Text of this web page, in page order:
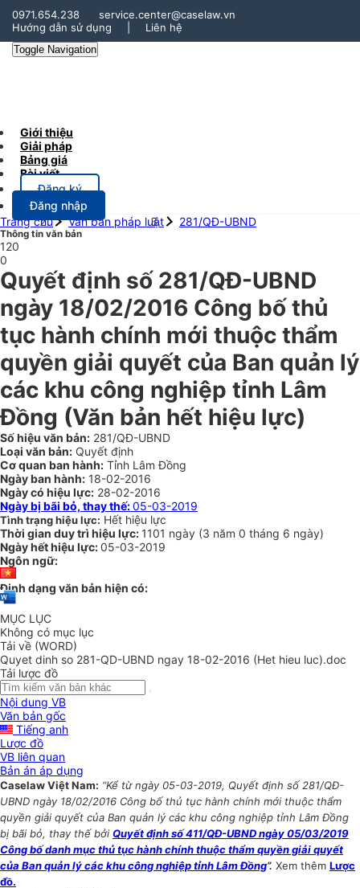
0971.654.238
service.center@caselaw.vn
Hướng dẫn sử dụng
Liên hệ
Toggle Navigation
Giới thiệu
Giải pháp
Bảng giá
Bài viết
Đăng ký
Đăng nhập
Trang chủ
Văn bản pháp luật 281/QĐ-UBND
Thông tin văn bản
120
0
Quyết định số 281/QĐ-UBND
ngày 18/02/2016 Công bố thủ
tục hành chính mới thuộc thẩm
quyền giải quyết của Ban quản lý
các khu công nghiệp tỉnh Lâm
Đồng (Văn bản hết hiệu lực)
Số hiệu văn bản: 281/QĐ-UBND
Loại văn bản: Quyết định
Cơ quan ban hành: Tỉnh Lâm Đồng
Ngày ban hành: 18-02-2016
Ngày có hiệu lực: 28-02-2016
Ngày bị bãi bỏ, thay thế:05-03-2019
Tình trạng hiệu lực: Hết hiệu lực
Thời gian duy trì hiệu lực: 1101 ngày (3 năm 0 tháng 6 ngày)
Ngày hết hiệu lực:05-03-2019
Ngôn ngữ:
Định dạng văn bản hiện có:
MỤC LỤC
Không có mục lục
Tải về (WORD)
Quyet dinh so 281-QD-UBND ngay 18-02-2016 (Het hieu luc).doc
Tải lược đồ
Nội dung VB
Văn bản gốc
Tiếng anh
Lược đồ
VB liên quan
Bản án áp dụng
Caselaw Việt Nam: “Kể từ ngày 05-03-2019, Quyết định số 281/QĐ-
UBND ngày 18/02/2016 Công bố thủ tục hành chính mới thuộc thẩm
quyền giải quyết của Ban quản lý các khu công nghiệp tỉnh Lâm Đồng
bị bãi bỏ, thay thế bởi Quyết định số 411/QĐ-UBND ngày 05/03/2019
Công bố danh mục thủ tục hành chính thuộc thẩm quyền giải quyết
của Ban quản lý các khu công nghiệp tỉnh Lâm Đồng”. Xem thêm Lược
đồ.